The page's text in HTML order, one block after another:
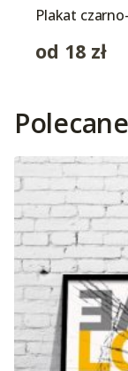
Plakat
od 18 zł